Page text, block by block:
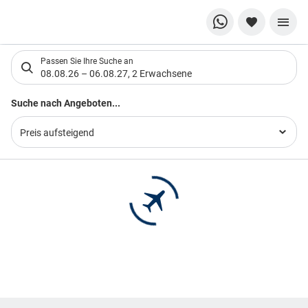
Suchlistenseite
Passen Sie Ihre Suche an
08.08.26 – 06.08.27, 2 Erwachsene
Suche nach Angeboten...
Preis aufsteigend